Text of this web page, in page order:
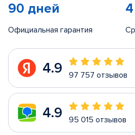
90 дней
Официальная гарантия
4.9 97 757 отзывов
4.9 95 015 отзывов